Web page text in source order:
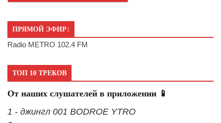
ПРЯМОЙ ЭФИР:
Radio METRO 102.4 FM
ТОП 10 ТРЕКОВ
От наших слушателей в приложении 📱
1 - джингл 001 BODROE YTRO